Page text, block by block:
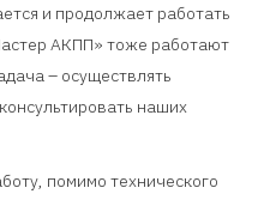
и продолжает работать
АКПП» тоже работают
– осуществлять
наших
помимо технического